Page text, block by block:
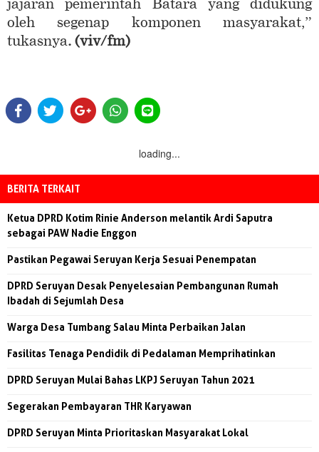
jajaran pemerintah Batara yang didukung
oleh segenap komponen masyarakat,”
tukasnya. (viv/fm)
loading...
BERITA TERKAIT
Ketua DPRD Kotim Rinie Anderson melantik Ardi Saputra
sebagai PAW Nadie Enggon
Pastikan Pegawai Seruyan Kerja Sesuai Penempatan
DPRD Seruyan Desak Penyelesaian Pembangunan Rumah
Ibadah di Sejumlah Desa
Warga Desa Tumbang Salau Minta Perbaikan Jalan
Fasilitas Tenaga Pendidik di Pedalaman Memprihatinkan
DPRD Seruyan Mulai Bahas LKPJ Seruyan Tahun 2021
Segerakan Pembayaran THR Karyawan
DPRD Seruyan Minta Prioritaskan Masyarakat Lokal